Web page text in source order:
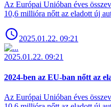
Az Európai Unióban éves
10,6 millióra nőtt az eladott új
2025.01.22. 09:21
2025.01.22. 09:21
2024-ben az EU-ban nőtt az
Az Európai Unióban éves